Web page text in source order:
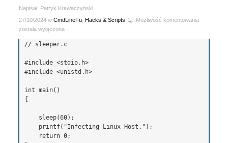
Napisał: Patryk Krawaczyński
27/10/2024 w CmdLineFu Hacks & Scripts Możliwość komentowania
została wyłączona
// sleeper.c
#include <stdio.h>
#include <unistd.h>
int main()
{